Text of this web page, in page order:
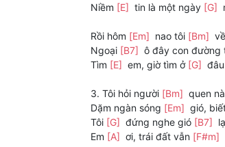
Niềm [E] tin là một ngày [G]
Rồi hôm [Em] nao tôi [Bm]
Ngoại [B7] ô đây con đường
Tìm [E] em, giờ tìm ở [G]
3. Tôi hỏi người [Bm] quen
Dặm ngàn sóng [Em] gió,
Tôi [G] đứng nghe gió [B7]
Em [A] ơi, trái đất vẫn [F#m]